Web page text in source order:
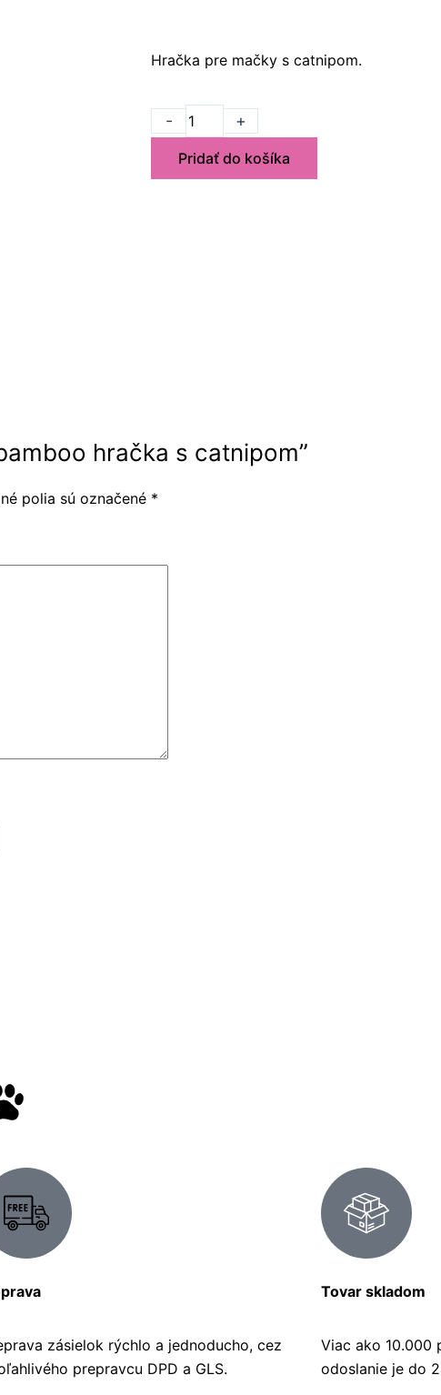
Hračka pre mačky s catnipom.
-
množstvo
Huhubamboo
hračka
+
Pridať do košíka
hračka s catnipom”
polia sú označené *
zásielok rýchlo a jednoducho, cez
prepravcu DPD a GLS.
Tovar skladom
Viac ako 10.000
odoslanie je do